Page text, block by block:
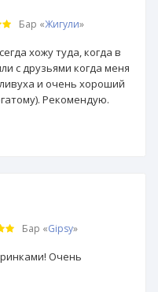
Бар «Жигули»
хожу туда, когда в
с друзьями когда меня
и очень хороший
Рекомендую.
Бар «Gipsy»
Очень